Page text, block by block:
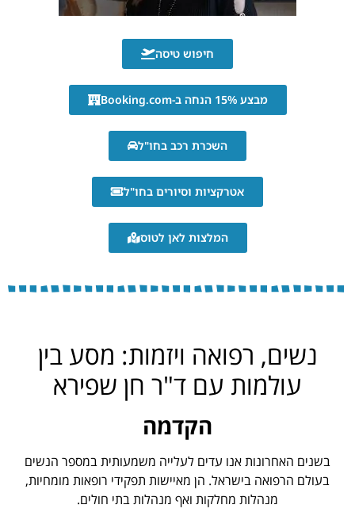
חיפוש טיסה
מבצע 15% הנחה ב-Booking.com
השכרת רכב בחו"ל
אטרקציות וסיורים בחו"ל
המלצות לאן לטוס
נשים, רפואה ויזמות: מסע בין
עולמות עם ד"ר חן שפירא
הקדמה
בשנים האחרונות אנו עדים לעלייה משמעותית במספר הנשים
בעולם הרפואה בישראל. הן מאיישות תפקידי רופאות מומחיות,
מנהלות מחלקות ואף מנהלות בתי חולים.